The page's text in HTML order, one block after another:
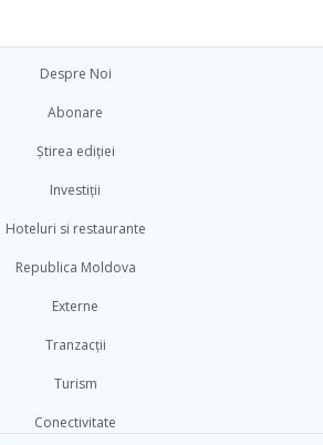
Despre Noi
Abonare
Știrea ediției
Investiții
Hoteluri si restaurante
Republica Moldova
Externe
Tranzacții
Turism
Conectivitate